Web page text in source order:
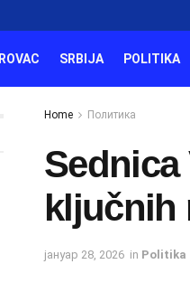
SRBIJA POLITIKA
Home Политика
Sednica
ključnih
јануар 28, 2026 in Politika